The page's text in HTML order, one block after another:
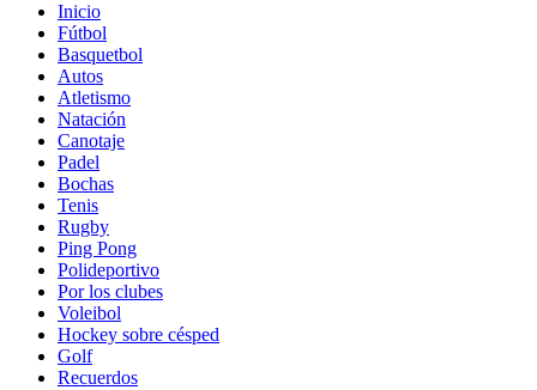
Inicio
Fútbol
Basquetbol
Autos
Atletismo
Natación
Canotaje
Padel
Bochas
Tenis
Rugby
Ping Pong
Polideportivo
Por los clubes
Voleibol
Hockey sobre césped
Golf
Recuerdos